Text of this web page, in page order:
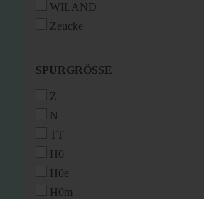
WILAND
Zeucke
SPURGRÖSSE
SPURGRÖSSE
Z
N
TT
H0
H0e
H0m